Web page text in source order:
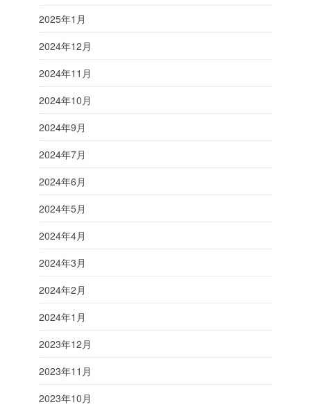
2025年1月
2024年12月
2024年11月
2024年10月
2024年9月
2024年7月
2024年6月
2024年5月
2024年4月
2024年3月
2024年2月
2024年1月
2023年12月
2023年11月
2023年10月